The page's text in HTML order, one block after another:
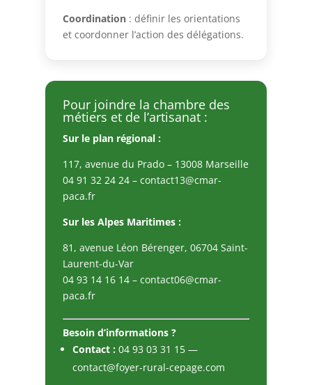
Coordination: définir les orientations
et coordonner l’action des délégations.
Pour joindre la chambre des
métiers et de l’artisanat :
Sur le plan régional :
117, avenue du Prado – 13008 Marseille
04 91 32 24 24– contact13@cmar-
paca.fr
Sur les Alpes Maritimes :
81, avenue Léon Bérenger, 06704 Saint-
Laurent-du-Var
04 93 14 16 14– contact06@cmar-
paca.fr
Besoin d’informations ?
Contact : 04 93 03 31 15—
contact@foyer-rural-cepage.com